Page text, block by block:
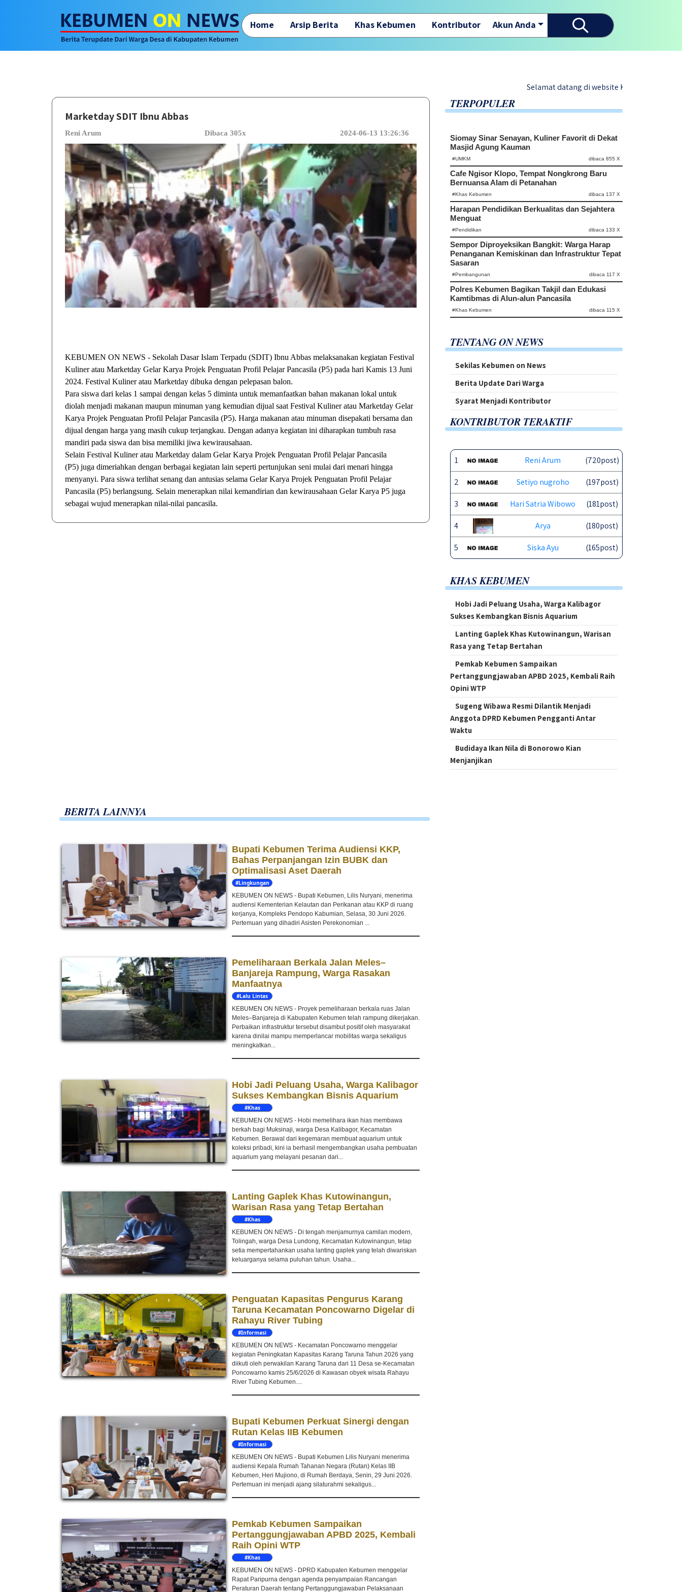
Home Arsip Berita Khas Kebumen Kontributor Akun Anda
Selamat datang di website Kebumen On News - Berita
Marketday SDIT Ibnu Abbas
Reni Arum Dibaca 305x 2024-06-13 13:26:36
KEBUMEN ON NEWS - Sekolah Dasar Islam Terpadu (SDIT) Ibnu Abbas melaksanakan kegiatan Festival
Kuliner atau Marketday Gelar Karya Projek Penguatan Profil Pelajar Pancasila (P5) pada hari Kamis 13 Juni
2024. Festival Kuliner atau Marketday dibuka dengan pelepasan balon.
Para siswa dari kelas 1 sampai dengan kelas 5 diminta untuk memanfaatkan bahan makanan lokal untuk
diolah menjadi makanan maupun minuman yang kemudian dijual saat Festival Kuliner atau Marketday Gelar
Karya Projek Penguatan Profil Pelajar Pancasila (P5). Harga makanan atau minuman disepakati bersama dan
dijual dengan harga yang masih cukup terjangkau. Dengan adanya kegiatan ini diharapkan tumbuh rasa
mandiri pada siswa dan bisa memiliki jiwa kewirausahaan.
Selain Festival Kuliner atau Marketday dalam Gelar Karya Projek Penguatan Profil Pelajar Pancasila
(P5) juga dimeriahkan dengan berbagai kegiatan lain seperti pertunjukan seni mulai dari menari hingga
menyanyi. Para siswa terlihat senang dan antusias selama Gelar Karya Projek Penguatan Profil Pelajar
Pancasila (P5) berlangsung. Selain menerapkan nilai kemandirian dan kewirausahaan Gelar Karya P5 juga
sebagai wujud menerapkan nilai-nilai pancasila.
TERPOPULER
Siomay Sinar Senayan, Kuliner Favorit di Dekat
Masjid Agung Kauman
#UMKM dibaca 855 X
Cafe Ngisor Klopo, Tempat Nongkrong Baru
Bernuansa Alam di Petanahan
#Khas Kebumen dibaca 137 X
Harapan Pendidikan Berkualitas dan Sejahtera
Menguat
#Pendidikan dibaca 133 X
Sempor Diproyeksikan Bangkit: Warga Harap
Penanganan Kemiskinan dan Infrastruktur Tepat
Sasaran
#Pembangunan dibaca 117 X
Polres Kebumen Bagikan Takjil dan Edukasi
Kamtibmas di Alun-alun Pancasila
#Khas Kebumen dibaca 115 X
TENTANG ON NEWS
Sekilas Kebumen on News
Berita Update Dari Warga
Syarat Menjadi Kontributor
KONTRIBUTOR TERAKTIF
1 Reni Arum (720post)
2 Setiyo nugroho (197post)
3 Hari Satria Wibowo (181post)
4 Arya (180post)
5 Siska Ayu (165post)
KHAS KEBUMEN
Hobi Jadi Peluang Usaha, Warga Kalibagor
Sukses Kembangkan Bisnis Aquarium
Lanting Gaplek Khas Kutowinangun, Warisan
Rasa yang Tetap Bertahan
Pemkab Kebumen Sampaikan
Pertanggungjawaban APBD 2025, Kembali Raih
Opini WTP
Sugeng Wibawa Resmi Dilantik Menjadi
Anggota DPRD Kebumen Pengganti Antar
Waktu
Budidaya Ikan Nila di Bonorowo Kian
Menjanjikan
BERITA LAINNYA
Bupati Kebumen Terima Audiensi KKP,
Bahas Perpanjangan Izin BUBK dan
Optimalisasi Aset Daerah
#Lingkungan
KEBUMEN ON NEWS - Bupati Kebumen, Lilis Nuryani, menerima
audiensi Kementerian Kelautan dan Perikanan atau KKP di ruang
kerjanya, Kompleks Pendopo Kabumian, Selasa, 30 Juni 2026.
Pertemuan yang dihadiri Asisten Perekonomian ...
Pemeliharaan Berkala Jalan Meles–
Banjareja Rampung, Warga Rasakan
Manfaatnya
#Lalu Lintas
KEBUMEN ON NEWS - Proyek pemeliharaan berkala ruas Jalan
Meles–Banjareja di Kabupaten Kebumen telah rampung dikerjakan.
Perbaikan infrastruktur tersebut disambut positif oleh masyarakat
karena dinilai mampu memperlancar mobilitas warga sekaligus
meningkatkan...
Hobi Jadi Peluang Usaha, Warga Kalibagor
Sukses Kembangkan Bisnis Aquarium
#Khas
KEBUMEN ON NEWS - Hobi memelihara ikan hias membawa
berkah bagi Muksinaji, warga Desa Kalibagor, Kecamatan
Kebumen. Berawal dari kegemaran membuat aquarium untuk
koleksi pribadi, kini ia berhasil mengembangkan usaha pembuatan
aquarium yang melayani pesanan dari...
Lanting Gaplek Khas Kutowinangun,
Warisan Rasa yang Tetap Bertahan
#Khas
KEBUMEN ON NEWS - Di tengah menjamurnya camilan modern,
Tolingah, warga Desa Lundong, Kecamatan Kutowinangun, tetap
setia mempertahankan usaha lanting gaplek yang telah diwariskan
keluarganya selama puluhan tahun. Usaha...
Penguatan Kapasitas Pengurus Karang
Taruna Kecamatan Poncowarno Digelar di
Rahayu River Tubing
#Informasi
KEBUMEN ON NEWS - Kecamatan Poncowarno menggelar
kegiatan Peningkatan Kapasitas Karang Taruna Tahun 2026 yang
diikuti oleh perwakilan Karang Taruna dari 11 Desa se-Kecamatan
Poncowarno kamis 25/6/2026 di Kawasan obyek wisata Rahayu
River Tubing Kebumen....
Bupati Kebumen Perkuat Sinergi dengan
Rutan Kelas IIB Kebumen
#Informasi
KEBUMEN ON NEWS - Bupati Kebumen Lilis Nuryani menerima
audiensi Kepala Rumah Tahanan Negara (Rutan) Kelas IIB
Kebumen, Heri Mujiono, di Rumah Berdaya, Senin, 29 Juni 2026.
Pertemuan ini menjadi ajang silaturahmi sekaligus...
Pemkab Kebumen Sampaikan
Pertanggungjawaban APBD 2025, Kembali
Raih Opini WTP
#Khas
KEBUMEN ON NEWS - DPRD Kabupaten Kebumen menggelar
Rapat Paripurna dengan agenda penyampaian Rancangan
Peraturan Daerah tentang Pertanggungjawaban Pelaksanaan